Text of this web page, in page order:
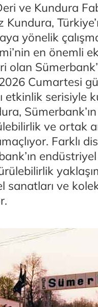
ve Kundura
yönelik
en önemli
olan
Cumartesi
etkinlik serisiyle
Sümerbank’ın
ve ortak
Farklı
sanatları ve